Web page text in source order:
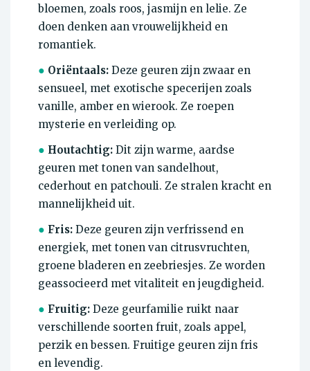
bloemen, zoals roos, jasmijn en lelie. Ze
doen denken aan vrouwelijkheid en
romantiek.
● Oriëntaals: Deze geuren zijn zwaar en
sensueel, met exotische specerijen zoals
vanille, amber en wierook. Ze roepen
mysterie en verleiding op.
● Houtachtig: Dit zijn warme, aardse
geuren met tonen van sandelhout,
cederhout en patchouli. Ze stralen kracht en
mannelijkheid uit.
● Fris: Deze geuren zijn verfrissend en
energiek, met tonen van citrusvruchten,
groene bladeren en zeebriesjes. Ze worden
geassocieerd met vitaliteit en jeugdigheid.
● Fruitig: Deze geurfamilie ruikt naar
verschillende soorten fruit, zoals appel,
perzik en bessen. Fruitige geuren zijn fris
en levendig.